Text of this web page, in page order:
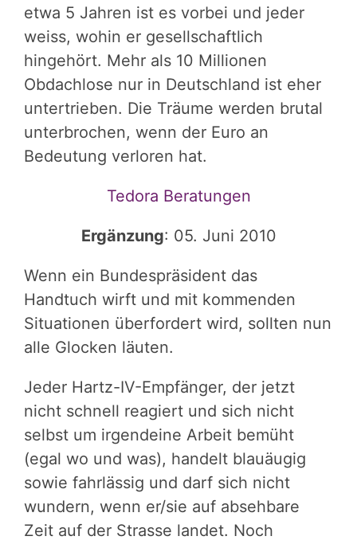
etwa 5 Jahren ist es vorbei und jeder
weiss, wohin er gesellschaftlich
hingehört. Mehr als 10 Millionen
Obdachlose nur in Deutschland ist eher
untertrieben. Die Träume werden brutal
unterbrochen, wenn der Euro an
Bedeutung verloren hat.
Tedora Beratungen
Ergänzung: 05. Juni 2010
Wenn ein Bundespräsident das
Handtuch wirft und mit kommenden
Situationen überfordert wird, sollten nun
alle Glocken läuten.
Jeder Hartz-IV-Empfänger, der jetzt
nicht schnell reagiert und sich nicht
selbst um irgendeine Arbeit bemüht
(egal wo und was), handelt blauäugig
sowie fahrlässig und darf sich nicht
wundern, wenn er/sie auf absehbare
Zeit auf der Strasse landet. Noch